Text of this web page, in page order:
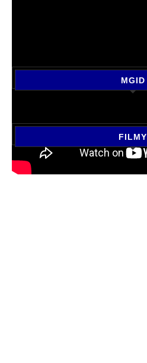
MGID
FILMY